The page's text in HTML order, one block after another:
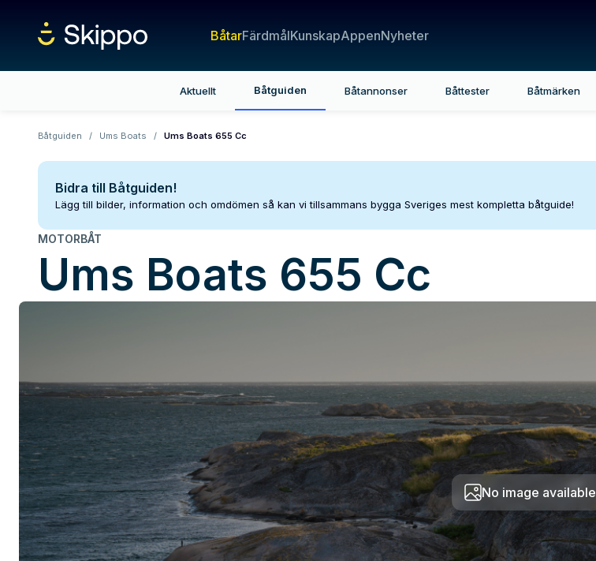
BåtarFärdmålKunskapAppenNyheter
Aktuellt Båtguiden Båtannonser Båttester Båtmärken
Båtguiden / Ums Boats / Ums Boats 655 Cc
Bidra till Båtguiden!
Lägg till bilder, information och omdömen så kan vi tillsammans bygga Sveriges mest kompletta båtguide!
MOTORBÅT
Ums Boats 655 Cc
No image available